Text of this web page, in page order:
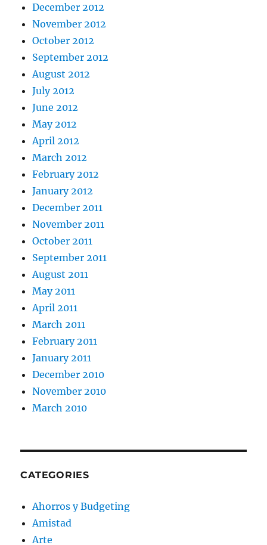
December 2012
November 2012
October 2012
September 2012
August 2012
July 2012
June 2012
May 2012
April 2012
March 2012
February 2012
January 2012
December 2011
November 2011
October 2011
September 2011
August 2011
May 2011
April 2011
March 2011
February 2011
January 2011
December 2010
November 2010
March 2010
CATEGORIES
Ahorros y Budgeting
Amistad
Arte